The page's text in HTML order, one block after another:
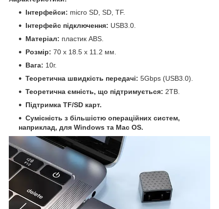
Інтерфейси: micro SD, SD, TF.
Інтерфейс підключення: USB3.0.
Матеріал: пластик ABS.
Розмір: 70 х 18.5 х 11.2 мм.
Вага: 10г.
Теоретична швидкість передачі: 5Gbps (USB3.0).
Теоретична ємність, що підтримується: 2TB.
Підтримка TF/SD карт.
Сумісність з більшістю операційних систем,
наприклад, для Windows та Mac OS.